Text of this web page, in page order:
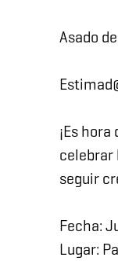
Asado
¡Es
celebrar
seguir
Fecha:
Lugar: